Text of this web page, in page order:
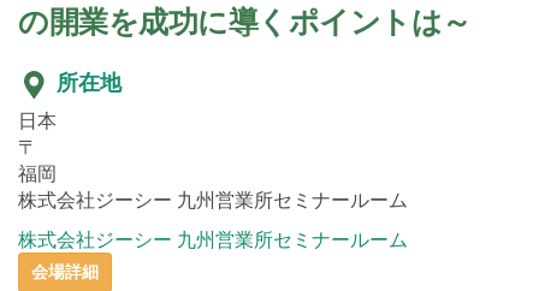
の開業を成功に導くポイントは～
所在地
日本
〒
福岡
株式会社ジーシー 九州営業所セミナールーム
株式会社ジーシー 九州営業所セミナールーム
会場詳細